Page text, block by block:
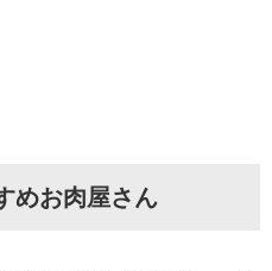
めお肉屋さん